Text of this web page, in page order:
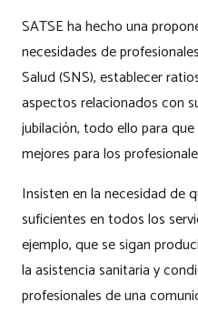
SATSE ha hecho una
necesidades de
Salud (SNS), establecer
aspectos relacionados con
jubilación, todo ello para
mejores para los
Insisten en la necesidad de
suficientes en todos los
ejemplo, que se sigan
la asistencia sanitaria y
profesionales de una